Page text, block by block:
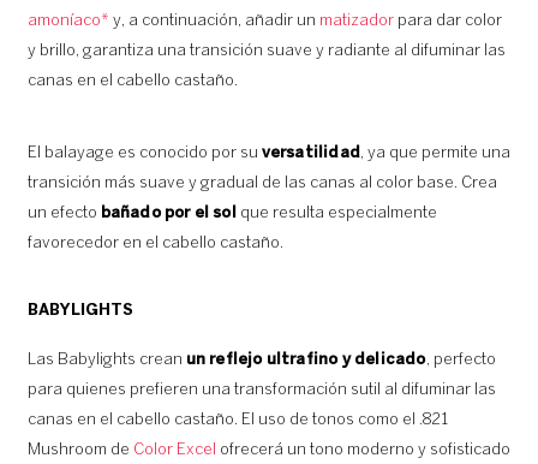
amoníaco* y, a continuación, añadir un matizadorpara dar color
y brillo, garantiza una transición suave y radiante al difuminar las
canas en el cabello castaño.
El balayage es conocido por su versatilidad, ya que permite una
transición más suave y gradual de las canas al color base. Crea
un efecto bañado por el sol
que resulta especialmente
favorecedor en el cabello castaño.
BABYLIGHTS
Las Babylights crean un reflejo ultrafino y delicado, perfecto
para quienes prefieren una transformación sutil al difuminar las
canas en el cabello castaño. El uso de tonos como el .821
Mushroom de Color Excel
ofrecerá un tono moderno y sofisticado